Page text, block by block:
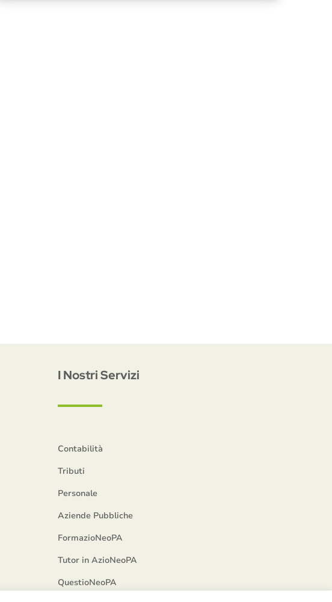
I Nostri Servizi
Contabilità
Tributi
Personale
Aziende Pubbliche
FormazioNeoPA
Tutor in AzioNeoPA
QuestioNeoPA